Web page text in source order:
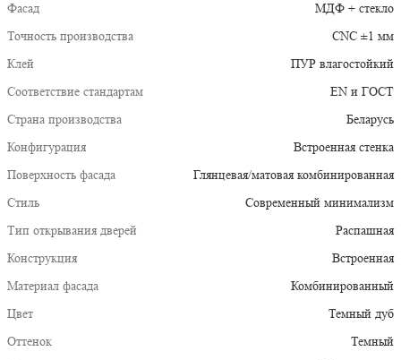
Фасад
МДФ + стекло
Точность производства
CNC ±1 мм
Клей
ПУР влагостойкий
Соответствие стандартам
EN и ГОСТ
Страна производства
Беларусь
Конфигурация
Встроенная стенка
Поверхность фасада
Глянцевая/матовая комбинированная
Стиль
Современный минимализм
Тип открывания дверей
Распашная
Конструкция
Встроенная
Материал фасада
Комбинированный
Цвет
Темный дуб
Оттенок
Темный